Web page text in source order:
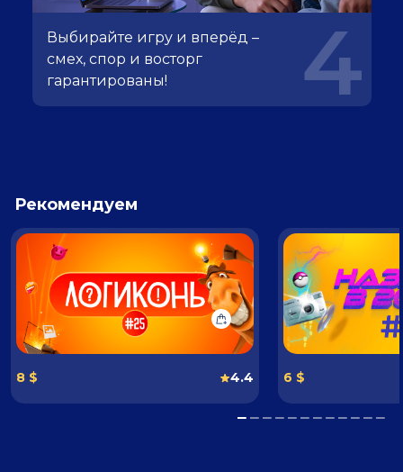
Выбирайте игру и вперёд –
смех, спор и восторг
гарантированы!
4
Рекомендуем
8 $ 4.4 6 $